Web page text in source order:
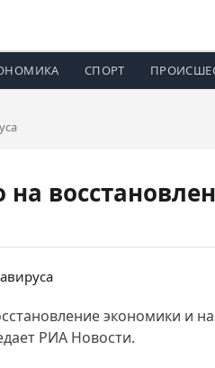
СПОРТ
экономики и
РИА Новости.